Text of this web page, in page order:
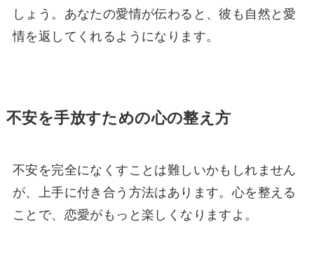
しょう。あなたの愛情が伝わると、彼も自然と愛
情を返してくれるようになります。
不安を手放すための心の整え方
不安を完全になくすことは難しいかもしれません
が、上手に付き合う方法はあります。心を整える
ことで、恋愛がもっと楽しくなりますよ。